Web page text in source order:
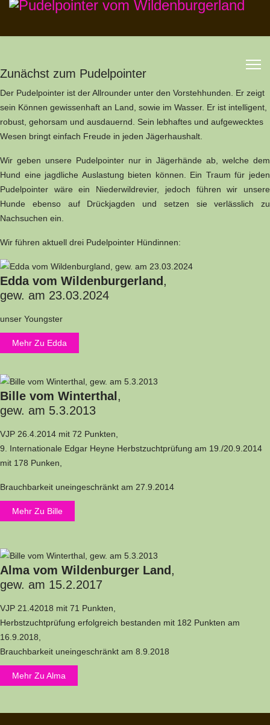
Zunächst zum Pudelpointer
Der Pudelpointer ist der Allrounder unter den Vorstehhunden. Er zeigt
sein Können gewissenhaft an Land, sowie im Wasser. Er ist intelligent,
robust, gehorsam und ausdauernd. Sein lebhaftes und aufgewecktes
Wesen bringt einfach Freude in jeden Jägerhaushalt.
Wir geben unsere Pudelpointer nur in Jägerhände ab, welche dem
Hund eine jagdliche Auslastung bieten können. Ein Traum für jeden
Pudelpointer wäre ein Niederwildrevier, jedoch führen wir unsere
Hunde ebenso auf Drückjagden und setzen sie verlässlich zu
Nachsuchen ein.
Wir führen aktuell drei Pudelpointer Hündinnen:
Edda vom Wildenburgerland ,
gew. am 23.03.2024
unser Youngster
Mehr Zu Edda
Bille vom Winterthal ,
gew. am 5.3.2013
VJP 26.4.2014 mit 72 Punkten,
9. Internationale Edgar Heyne Herbstzuchtprüfung am 19./20.9.2014
mit 178 Punken,
Brauchbarkeit uneingeschränkt am 27.9.2014
Mehr Zu Bille
Alma vom Wildenburger Land ,
gew. am 15.2.2017
VJP 21.42018 mit 71 Punkten,
Herbstzuchtprüfung erfolgreich bestanden mit 182 Punkten am
16.9.2018,
Brauchbarkeit uneingeschränkt am 8.9.2018
Mehr Zu Alma